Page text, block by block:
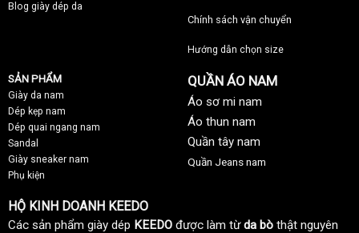
Blog giày dép da
Chính sách vận chuyển
Hướng dẫn chọn size
SẢN PHẨM
Giày da nam
Dép kẹp nam
Dép quai ngang nam
Sandal
Giày sneaker nam
Phụ kiện
QUẦN ÁO NAM
Áo sơ mi nam
Áo thun nam
Quần tây nam
Quần Jeans nam
HỘ KINH DOANH KEEDO
Các sản phẩm giày dép KEEDO được làm từda bò thật nguyên